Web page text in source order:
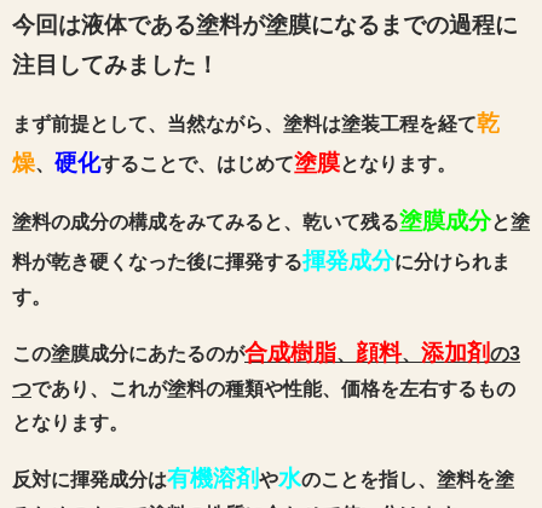
今回は液体である塗料が塗膜になるまでの過程に
注目してみました！
まず前提として、当然ながら、塗料は塗装工程を経て乾
燥、 硬化することで、はじめて塗膜となります。
塗料の成分の構成をみてみると、乾いて残る塗膜成分と塗
料が乾き硬くなった後に揮発する揮発成分に分けられま
す。
この塗膜成分にあたるのが合成樹脂、 顔料、 添加剤の3
つであり、これが塗料の種類や性能、価格を左右するもの
となります。
反対に揮発成分は有機溶剤や水のことを指し、塗料を塗